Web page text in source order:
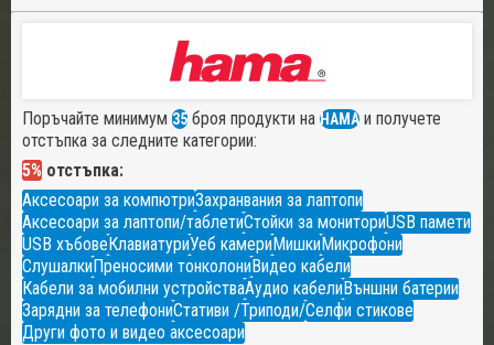
Поръчайте минимум 35 броя продукти на HAMA и получете
отстъпка за следните категории:
5% отстъпка:
Аксесоари за компютриЗахранвания за лаптопи
Аксесоари за лаптопи/таблетиСтойки за мониториUSB памети
USB хъбовеКлавиатуриУеб камериМишкиМикрофони
СлушалкиПреносими тонколониВидео кабели
Кабели за мобилни устройстваАудио кабелиВъншни батерии
Зарядни за телефониСтативи /Триподи/Селфи стикове
Други фото и видео аксесоари